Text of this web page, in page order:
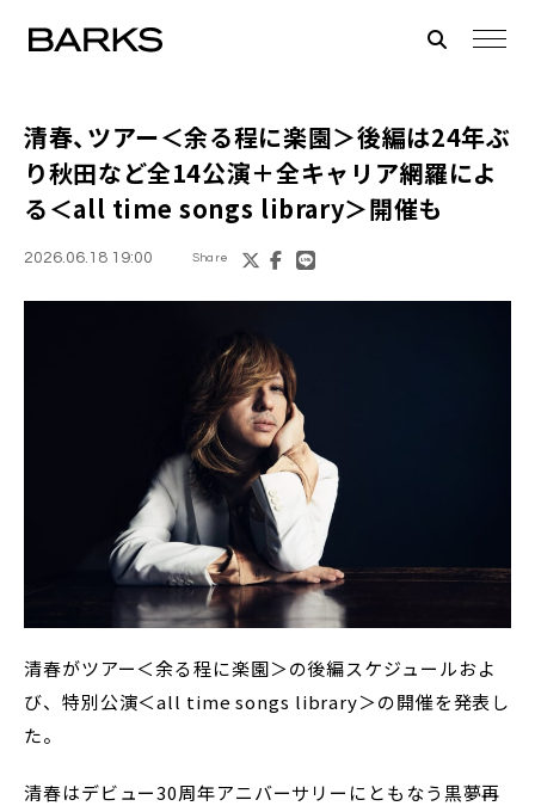
清春、ツアー＜余る程に楽園＞後編は24年ぶ
り秋田など全14公演＋全キャリア網羅によ
る＜all time songs library＞開催も
2026.06.18 19:00 Share
清春がツアー＜余る程に楽園＞の後編スケジュールおよ
び、特別公演＜all time songs library＞の開催を発表し
た。
清春はデビュー30周年アニバーサリーにともなう黒夢再